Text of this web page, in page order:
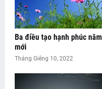
Ba điều tạo hạnh phúc năm
mới
Tháng Giêng 10, 2022